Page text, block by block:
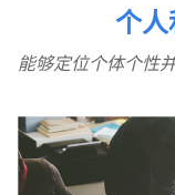
个
能够定位个体个性